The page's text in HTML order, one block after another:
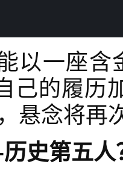
以一座含
己的履历
悬念将再
史第五人